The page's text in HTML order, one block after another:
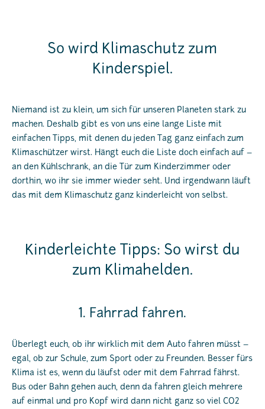
So wird Klimaschutz zum
Kinderspiel.
Niemand ist zu klein, um sich für unseren Planeten stark zu
machen. Deshalb gibt es von uns eine lange Liste mit
einfachen Tipps, mit denen du jeden Tag ganz einfach zum
Klimaschützer wirst. Hängt euch die Liste doch einfach auf –
an den Kühlschrank, an die Tür zum Kinderzimmer oder
dorthin, wo ihr sie immer wieder seht. Und irgendwann läuft
das mit dem Klimaschutz ganz kinderleicht von selbst.
Kinderleichte Tipps: So wirst du
zum Klimahelden.
1. Fahrrad fahren.
Überlegt euch, ob ihr wirklich mit dem Auto fahren müsst –
egal, ob zur Schule, zum Sport oder zu Freunden. Besser fürs
Klima ist es, wenn du läufst oder mit dem Fahrrad fährst.
Bus oder Bahn gehen auch, denn da fahren gleich mehrere
auf einmal und pro Kopf wird dann nicht ganz so viel CO2